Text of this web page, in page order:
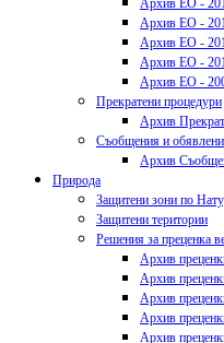
Архив ЕО -
Архив ЕО -
Архив ЕО -
Архив ЕО -
Архив ЕО -
Прекратени процедури
Архив
Съобщения и
Архив
Природа
Защитени зони по
Защитени територии
Решения за преценка
Архив
Архив
Архив
Архив
Архив